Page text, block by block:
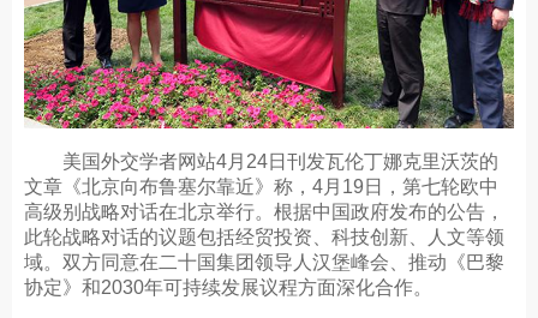
美国外交学者网站4月24日刊发瓦伦丁娜克里沃茨的
文章《北京向布鲁塞尔靠近》称，4月19日，第七轮欧中
高级别战略对话在北京举行。根据中国政府发布的公告，
此轮战略对话的议题包括经贸投资、科技创新、人文等领
域。双方同意在二十国集团领导人汉堡峰会、推动《巴黎
协定》和2030年可持续发展议程方面深化合作。